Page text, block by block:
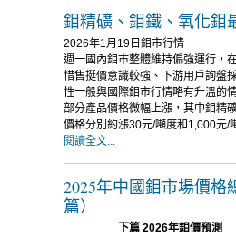
鉬精礦、鉬鐵、氧化鉬
2026年1月19日鉬市行情
週一國內鉬市整體維持偏強運行，
惜售挺價意識較強、下游用戶詢盤
性一般與國際鉬市行情略有升溫的
部分產品價格微幅上漲，其中鉬精
價格分別約漲30元/噸度和1,000元/
閱讀全文...
2025年中國鉬市場價格
篇）
下篇 2026年鉬價預測